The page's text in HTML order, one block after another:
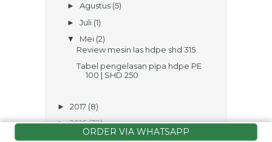
► Agustus (5)
► Juli (1)
▼ Mei (2)
Review mesin las hdpe shd 315
Tabel pengelasan pipa hdpe PE
100 | SHD 250
► 2017 (8)
►2016(32)
►2015(4)
ORDER VIA WHATSAPP